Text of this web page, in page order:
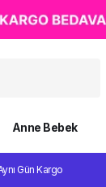
Anne Bebek
Gün Kargo